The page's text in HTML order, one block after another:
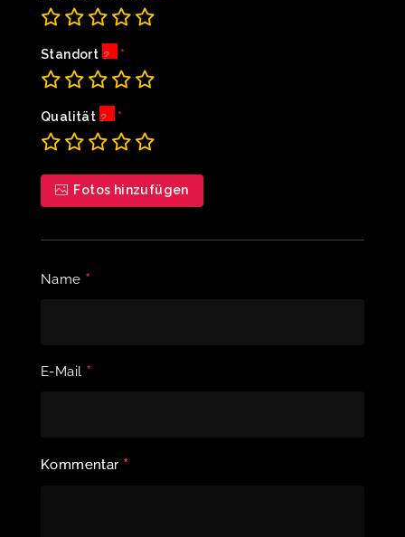
Standort
Qualität
Fotos hinzufügen
Name *
E-Mail *
Kommentar *